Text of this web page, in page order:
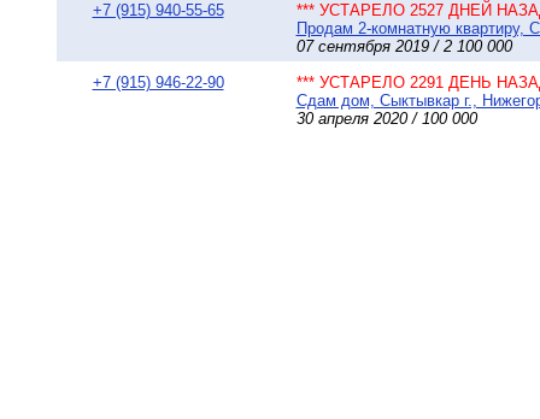
+7 (915) 940-55-65
*** УСТАРЕЛО 2527 ДНЕЙ
Продам 2-комнатную квартиру,
07 сентября 2019 / 2 100 000
+7 (915) 946-22-90
*** УСТАРЕЛО 2291 ДЕНЬ
Сдам дом, Сыктывкар г.,
30 апреля 2020 / 100 000